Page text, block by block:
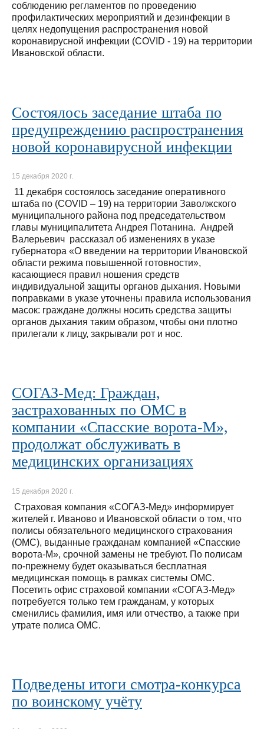
соблюдению регламентов по проведению
профилактических мероприятий и дезинфекции в
целях недопущения распространения новой
коронавирусной инфекции (COVID - 19) на территории
Ивановской области.
Состоялось заседание штаба по
предупреждению распространения
новой коронавирусной инфекции
15 декабря 2020 г.
11 декабря состоялось заседание оперативного
штаба по (COVID – 19) на территории Заволжского
муниципального района под председательством
главы муниципалитета Андрея Потанина. Андрей
Валерьевич рассказал об изменениях в указе
губернатора «О введении на территории Ивановской
области режима повышенной готовности»,
касающиеся правил ношения средств
индивидуальной защиты органов дыхания. Новыми
поправками в указе уточнены правила использования
масок: граждане должны носить средства защиты
органов дыхания таким образом, чтобы они плотно
прилегали к лицу, закрывали рот и нос.
СОГАЗ-Мед: Граждан,
застрахованных по ОМС в
компании «Спасские ворота-М»,
продолжат обслуживать в
медицинских организациях
15 декабря 2020 г.
Страховая компания «СОГАЗ-Мед» информирует
жителей г. Иваново и Ивановской области о том, что
полисы обязательного медицинского страхования
(ОМС), выданные гражданам компанией «Спасские
ворота-М», срочной замены не требуют. По полисам
по-прежнему будет оказываться бесплатная
медицинская помощь в рамках системы ОМС.
Посетить офис страховой компании «СОГАЗ-Мед»
потребуется только тем гражданам, у которых
сменились фамилия, имя или отчество, а также при
утрате полиса ОМС.
Подведены итоги смотра-конкурса
по воинскому учёту